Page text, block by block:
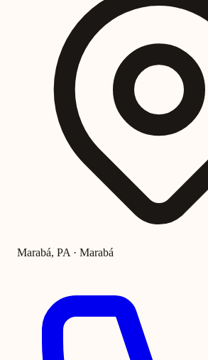
Marabá, PA · Marabá